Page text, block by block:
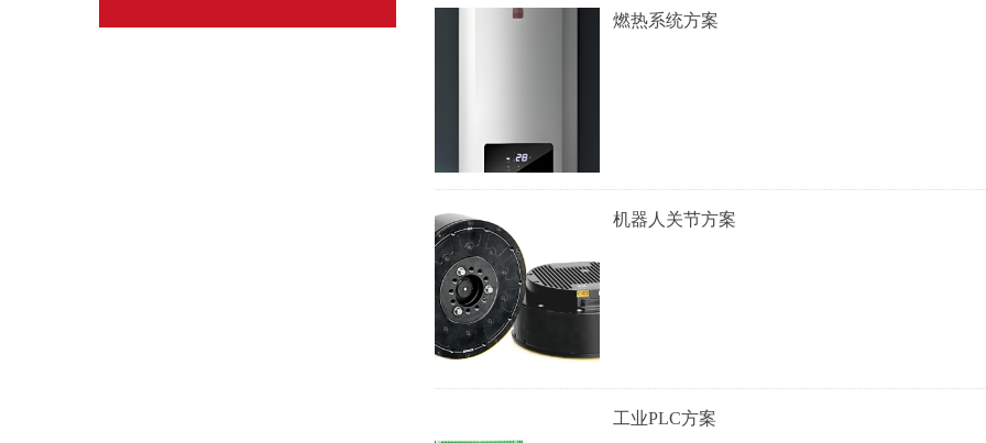
燃热系统方案
机器人关节方案
工业PLC方案